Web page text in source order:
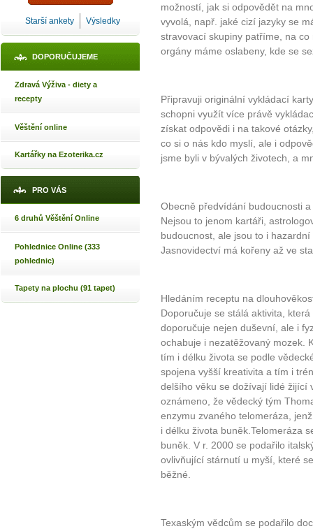
Starší ankety Výsledky
DOPORUČUJEME
Zdravá Výživa - diety a
recepty
Věštění online
Kartářky na Ezoterika.cz
PRO VÁS
6 druhů Věštění Online
Pohlednice Online (333
pohlednic)
Tapety na plochu (91 tapet)
možností, jak si odpovědět na
vyvolá, např. jaké cizí jazyky se
stravovací skupiny patříme, na
orgány máme oslabeny, kde se
Připravuji originální vykládací
schopni využít více právě
získat odpovědi i na takové
co si o nás kdo myslí, ale i
jsme byli v bývalých životech, a
Obecně předvídání budoucnosti
Nejsou to jenom kartáři,
budoucnost, ale jsou to i
Jasnovidectví má kořeny až ve
Hledáním receptu na
Doporučuje se stálá aktivita,
doporučuje nejen duševní, ale i
ochabuje i nezatěžovaný mozek.
tím i délku života se podle
spojena vyšší kreativita a tím i
delšího věku se dožívají lidé žijící
oznámeno, že vědecký tým
enzymu zvaného telomeráza,
i délku života buněk.Telomeráza
buněk. V r. 2000 se podařilo
ovlivňující stárnutí u myší, které
běžné.
Texaským vědcům se podařilo